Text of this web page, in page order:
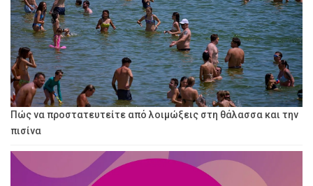
Πώς να προστατευτείτε από λοιμώξεις στη θάλασσα και την
πισίνα